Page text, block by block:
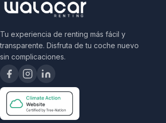
Tu experiencia de renting más fácil y
transparente. Disfruta de tu coche nuevo
sin complicaciones.